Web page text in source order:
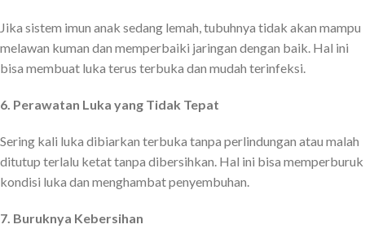
Jika sistem imun anak sedang lemah, tubuhnya tidak akan mampu
melawan kuman dan memperbaiki jaringan dengan baik. Hal ini
bisa membuat luka terus terbuka dan mudah terinfeksi.
6. Perawatan Luka yang Tidak Tepat
Sering kali luka dibiarkan terbuka tanpa perlindungan atau malah
ditutup terlalu ketat tanpa dibersihkan. Hal ini bisa memperburuk
kondisi luka dan menghambat penyembuhan.
7. Buruknya Kebersihan